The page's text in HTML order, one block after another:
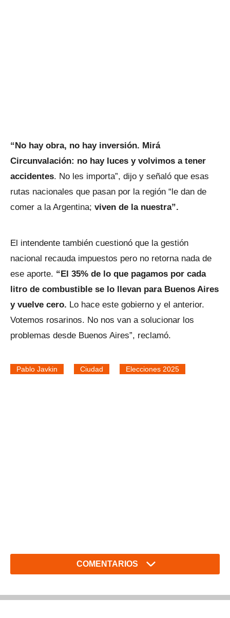
“No hay obra, no hay inversión. Mirá
Circunvalación: no hay luces y volvimos a tener
accidentes. No les importa”, dijo y señaló que esas
rutas nacionales que pasan por la región “le dan de
comer a la Argentina; viven de la nuestra”.
El intendente también cuestionó que la gestión
nacional recauda impuestos pero no retorna nada de
ese aporte. “El 35% de lo que pagamos por cada
litro de combustible se lo llevan para Buenos Aires
y vuelve cero. Lo hace este gobierno y el anterior.
Votemos rosarinos. No nos van a solucionar los
problemas desde Buenos Aires”, reclamó.
Pablo Javkin Ciudad Elecciones 2025
COMENTARIOS